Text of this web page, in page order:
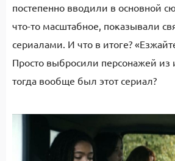
постепенно вводили в основной
что-то масштабное, показывали
сериалами. И что в итоге?
Просто выбросили персонажей из
тогда вообще был этот сериал?